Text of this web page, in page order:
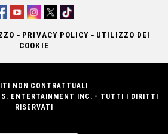
- PRIVACY POLICY - UTILIZZO DEI
COOKIE
NON CONTRATTUALI
ENTERTAINMENT INC. - TUTTI I DIRITTI
RISERVATI